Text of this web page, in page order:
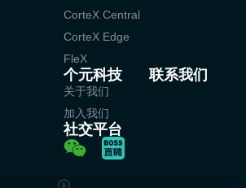
CorteX Central
CorteX Edge
FleX
个元科技
关于我们
加入我们
联系我们
社交平台
W